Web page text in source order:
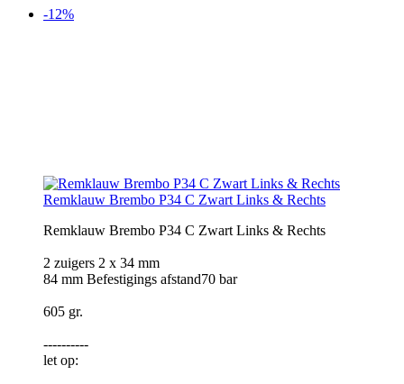
-12%
Remklauw Brembo P34 C Zwart Links & Rechts
Remklauw Brembo P34 C Zwart Links & Rechts
2 zuigers 2 x 34 mm
84 mm Befestigings afstand70 bar
605 gr.
----------
let op: